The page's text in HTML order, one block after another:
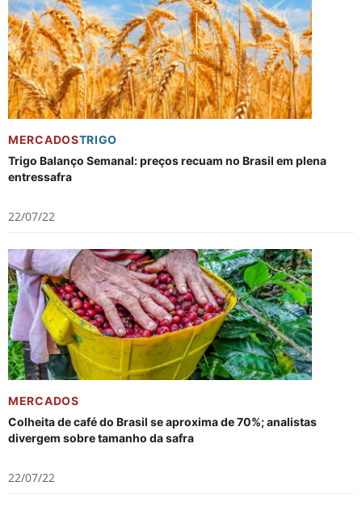
MERCADOSTRIGO
Trigo Balanço Semanal: preços recuam no Brasil em plena
entressafra
22/07/22
MERCADOS
Colheita de café do Brasil se aproxima de 70%; analistas
divergem sobre tamanho da safra
22/07/22